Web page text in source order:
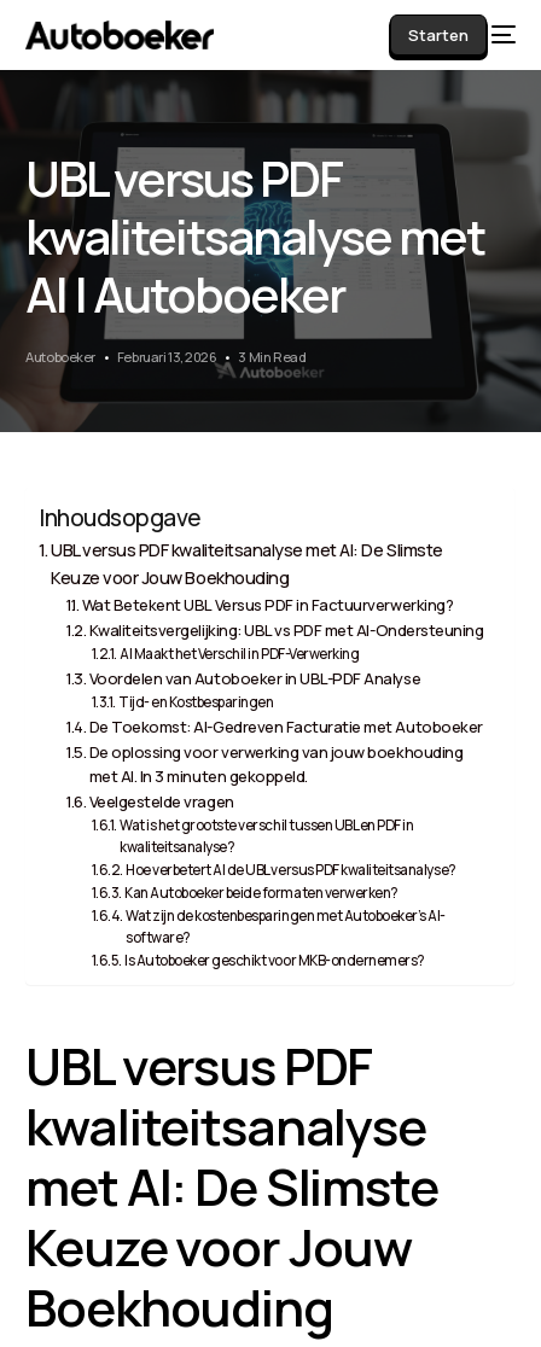
Starten
UBL versus PDF
kwaliteitsanalyse met
AI | Autoboeker
Autoboeker Februari 13, 2026 3 Min Read
Inhoudsopgave
UBL versus PDF kwaliteitsanalyse met AI: De Slimste
Keuze voor Jouw Boekhouding
Wat Betekent UBL Versus PDF in Factuurverwerking?
Kwaliteitsvergelijking: UBL vs PDF met AI-Ondersteuning
AI Maakt het Verschil in PDF-Verwerking
Voordelen van Autoboeker in UBL-PDF Analyse
Tijd- en Kostbesparingen
De Toekomst: AI-Gedreven Facturatie met Autoboeker
De oplossing voor verwerking van jouw boekhouding
met AI. In 3 minuten gekoppeld.
Veelgestelde vragen
Wat is het grootste verschil tussen UBL en PDF in
kwaliteitsanalyse?
Hoe verbetert AI de UBL versus PDF kwaliteitsanalyse?
Kan Autoboeker beide formaten verwerken?
Wat zijn de kostenbesparingen met Autoboeker’s AI-
software?
Is Autoboeker geschikt voor MKB-ondernemers?
UBL versus PDF
kwaliteitsanalyse
met AI: De Slimste
Keuze voor Jouw
Boekhouding